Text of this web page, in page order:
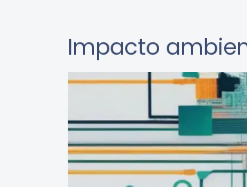
Impacto